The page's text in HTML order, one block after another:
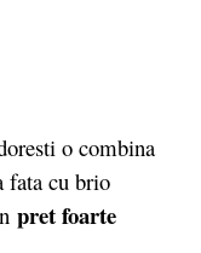
o combina
fata cu brio
pret foarte